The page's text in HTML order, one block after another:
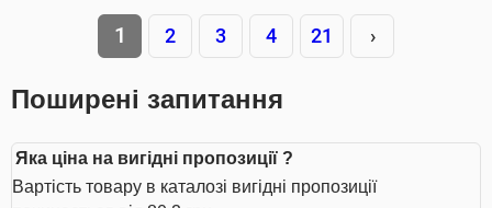
1 2 3 4 21 ›
Поширені запитання
Яка ціна на вигідні пропозиції ?
Вартість товару в каталозі вигідні пропозиції